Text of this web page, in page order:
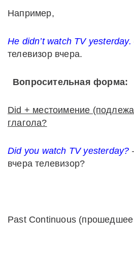
Например,
He didn’t watch TV yesterday.
телевизор вчера.
Вопросительная форма:
Did + местоимение
глагола?
Did you watch TV yesterday?
вчера телевизор?
Past Continuous